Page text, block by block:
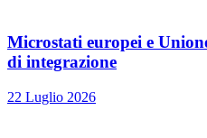
Microstati europei e
di integrazione
22 Luglio 2026